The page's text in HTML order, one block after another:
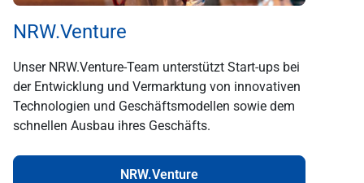
NRW.Venture
Unser NRW.Venture-Team unterstützt Start-ups bei
der Entwicklung und Vermarktung von innovativen
Technologien und Geschäftsmodellen sowie dem
schnellen Ausbau ihres Geschäfts.
NRW.Venture